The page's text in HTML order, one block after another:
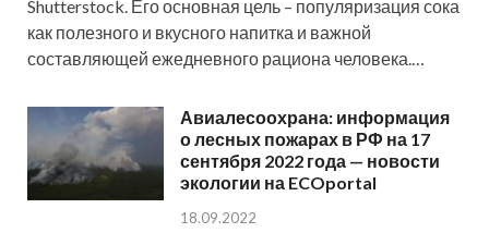
Shutterstock. Его основная цель – популяризация сока
как полезного и вкусного напитка и важной
составляющей ежедневного рациона человека.…
Авиалесоохрана: информация
о лесных пожарах в РФ на 17
сентября 2022 года — новости
экологии на ECOportal
18.09.2022